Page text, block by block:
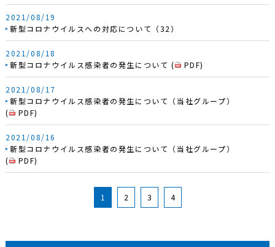
2021/08/19
新型コロナウイルスへの対応について（32）
2021/08/18
新型コロナウイルス感染者の発生について ( PDF)
2021/08/17
新型コロナウイルス感染者の発生について（当社グループ）
(
PDF)
2021/08/16
新型コロナウイルス感染者の発生について（当社グループ）
(
PDF)
1 2 3 4